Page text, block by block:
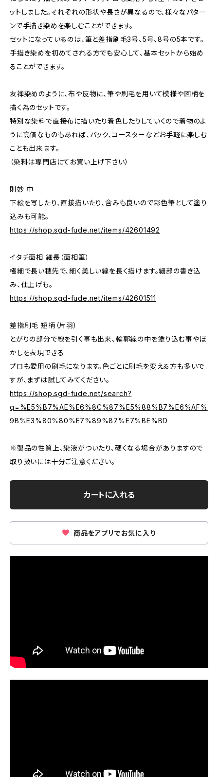
ットしました。それぞれの形状や長さが異なるので、様々なパター
ンで手描き染めを楽しむことができます。
セットになっているのは、筆と差指刷毛3号、5号、8号の5本です。
手描き染めを初めてされる方でも安心して、基本セットから始め
ることができます。
友禅染めのように、布や反物に、筆や刷毛を用いて模様や図柄を
描く為のセットです。
特別な染料で直接布に描いたり着色したりしていくので着物のよ
うに高価なものもあれば、バック、コースターなどお手軽に楽しむ
ことも出来ます。
（染料は専門店にてお買い上げ下さい）
則妙 中
下絵を写したり、直接描いたり、含みも良いので彩色筆として塗り
込みも可能。
https://shop.sgd-fude.net/items/42601492
イタチ面相 細長（面相筆）
極細で長い穂先で、細く美しい線を長く描けます。細部の書き込
み、仕上げも。
https://shop.sgd-fude.net/items/42601511
差指刷毛 短柄（片羽）
とがりの部分で線を引く事も出来、輪郭線の中を塗り込む事やぼ
かしを表現できる
プロも愛用の刷毛になります。色ごとに刷毛を変える方も多いで
すが、まずは試してみてください。
https://shop.sgd-fude.net/search?
q=%E5%B7%AE%E6%8C%87%E5%88%B7%E6%AF%
9B%E3%80%80%E7%89%87%E7%BE%BD
※製品の性質上、染液がついたり、硬くなる場合がありますので
取り扱いには十分ご注意ください。
カートに入れる
商品をアプリでお気に入り